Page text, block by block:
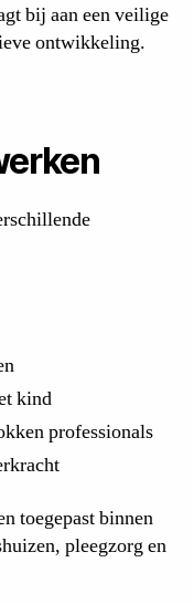
bij aan een veilige
ontwikkeling.
kind
professionals
toegepast binnen
pleegzorg en